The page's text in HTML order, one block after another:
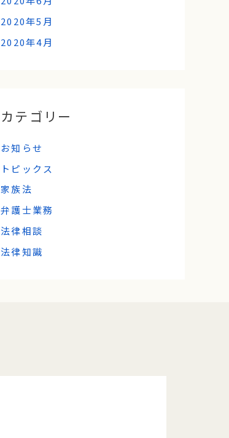
2020年5月
2020年4月
カテゴリー
お知らせ
トピックス
家族法
弁護士業務
法律相談
法律知識